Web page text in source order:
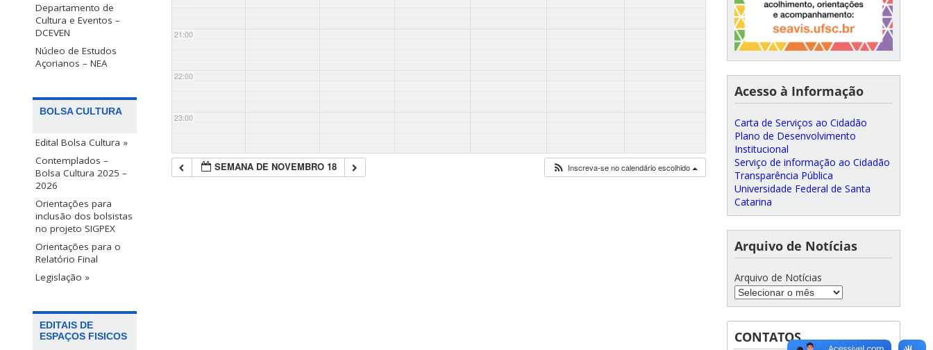
Departamento de
Cultura e Eventos –
DCEVEN
Núcleo de Estudos
Açorianos – NEA
BOLSA CULTURA
Edital Bolsa Cultura »
Contemplados –
Bolsa Cultura 2025 –
2026
Orientações para
inclusão dos bolsistas
no projeto SIGPEX
Orientações para o
Relatório Final
Legislação »
EDITAIS DE
ESPAÇOS FISICOS
21:00
22:00
23:00
SEMANA DE NOVEMBRO 18 Inscreva-se no calendário escolhido
Acesso à Informação
Carta de Serviços ao Cidadão
Plano de Desenvolvimento
Institucional
Serviço de informação ao Cidadão
Transparência Pública
Universidade Federal de Santa
Catarina
Arquivo de Notícias
Arquivo de Notícias
CONTATOS